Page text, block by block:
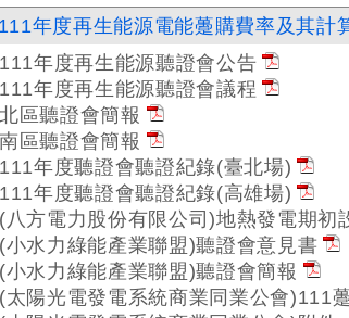
年度再生能源電能躉購費率及其計
年度再生能源聽證會公告
年度再生能源聽證會議程
區聽證會簡報
區聽證會簡報
年度聽證會聽證紀錄(臺北場)
年度聽證會聽證紀錄(高雄場)
八方電力股份有限公司)地熱發電期初
小水力綠能產業聯盟)聽證會意見書
小水力綠能產業聯盟)聽證會簡報
太陽光電發電系統商業同業公會)111